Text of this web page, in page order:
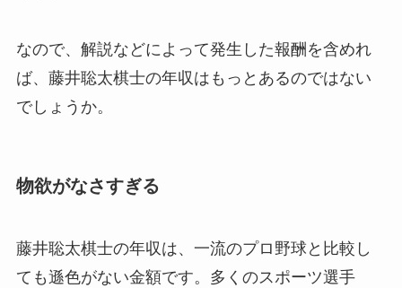
なので、解説などによって発生した報酬を含めれ
ば、藤井聡太棋士の年収はもっとあるのではない
でしょうか。
物欲がなさすぎる
藤井聡太棋士の年収は、一流のプロ野球と比較し
ても遜色がない金額です。多くのスポーツ選手